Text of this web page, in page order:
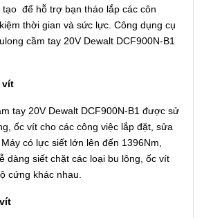
tạo để hỗ trợ bạn tháo lắp các côn
thời gian và sức lực. Công dụng cụ
cầm tay 20V Dewalt DCF900N-B1
vít
tay 20V Dewalt DCF900N-B1 được sử
ốc vít cho các công việc lắp đặt, sửa
có lực siết lớn lên đến 1396Nm,
dàng siết chặt các loại bu lông, ốc vít
cứng khác nhau.